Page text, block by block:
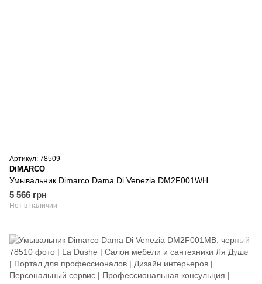
Артикул: 78509
DiMARCO
Умывальник Dimarco Dama Di Venezia DM2F001WH
5 566 грн
Нет в наличии